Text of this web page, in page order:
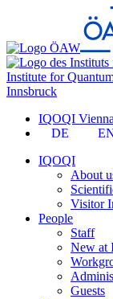
Institute for
Innsbruck
IQOQI Vienna
DE
IQOQI
About
Visitor
People
Staff
New at
Guests